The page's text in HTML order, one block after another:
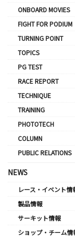
ONBOARD MOVIES
FIGHT FOR PODIUM
TURNING POINT
TOPICS
PG TEST
RACE REPORT
TECHNIQUE
TRAINING
PHOTOTECH
COLUMN
PUBLIC RELATIONS
NEWS
レース・イベント情
製品情報
サーキット情報
ショップ・チーム情